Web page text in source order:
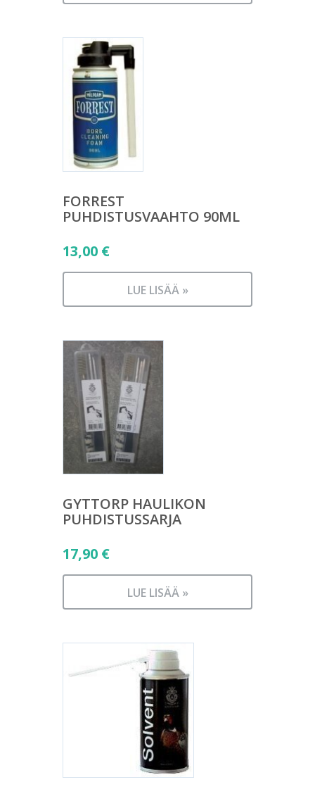
FORREST
PUHDISTUSVAAHTO 90ML
13,00 €
LUE LISÄÄ »
GYTTORP HAULIKON
PUHDISTUSSARJA
17,90 €
LUE LISÄÄ »